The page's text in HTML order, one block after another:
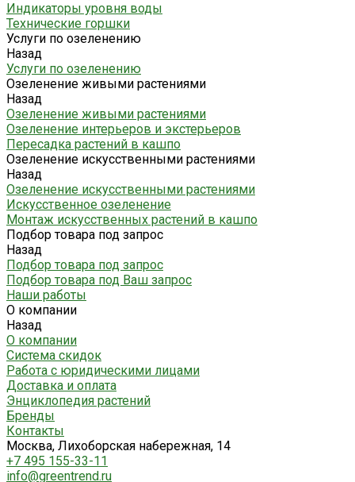
Индикаторы уровня воды
Технические горшки
Услуги по озеленению
Назад
Услуги по озеленению
Озеленение живыми растениями
Назад
Озеленение живыми растениями
Озеленение интерьеров и экстерьеров
Пересадка растений в кашпо
Озеленение искусственными растениями
Назад
Озеленение искусственными растениями
Искусственное озеленение
Монтаж искусственных растений в кашпо
Подбор товара под запрос
Назад
Подбор товара под запрос
Подбор товара под Ваш запрос
Наши работы
О компании
Назад
О компании
Система скидок
Работа с юридическими лицами
Доставка и оплата
Энциклопедия растений
Бренды
Контакты
Москва, Лихоборская набережная, 14
+7 495 155-33-11
info@greentrend.ru